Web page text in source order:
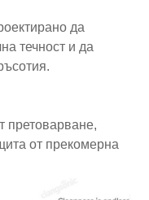
да
течност и да
претоварване,
от прекомерна